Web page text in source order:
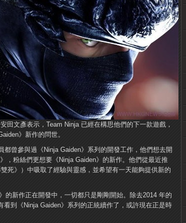
田文彥表示，Team Ninja 已經在構思他們的下一款​​遊戲，
》新作的問世。
曾參與過《Ninja Gaiden》系列的開發工作，他們想去開
，粉絲們更想要《Ninja Gaiden》的新作。他們從最近推
死》）中吸取了經驗與靈感，並希望有一天能夠提供新的
的新作正在開發中，一切都只是剛剛開始。除去2014 年的
看到《Ninja Gaiden》系列的正統續作了，或許現在正是時